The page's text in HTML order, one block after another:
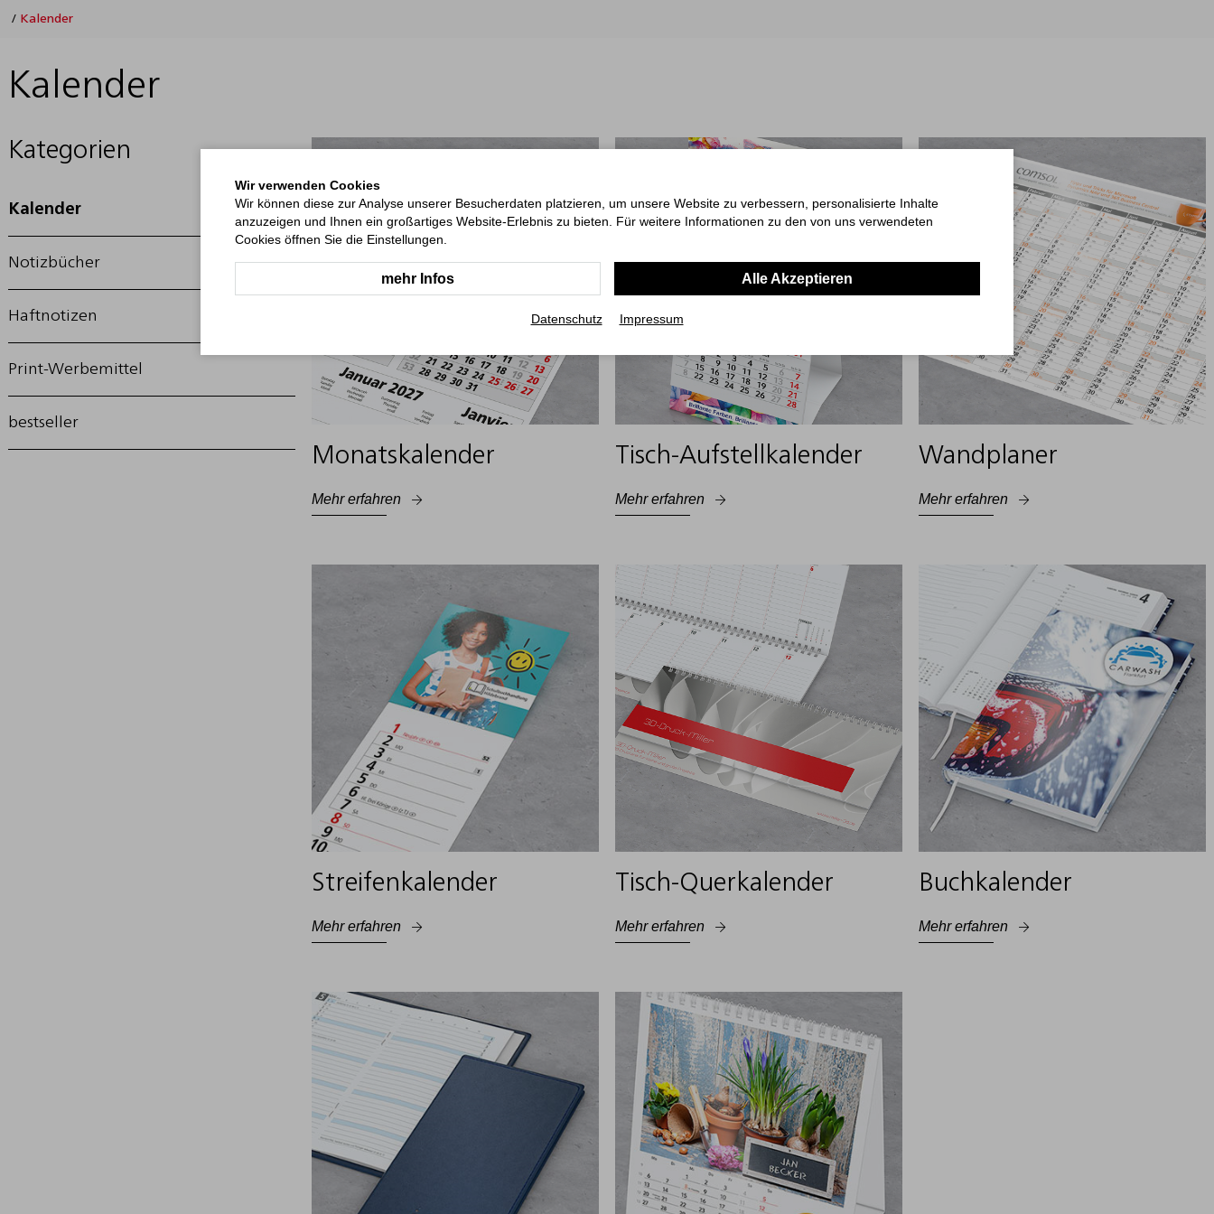
/ Kalender
Kalender
Kategorien
Kalender
Notizbücher
Haftnotizen
Print-Werbemittel
bestseller
Monatskalender
Mehr erfahren
Tisch-Aufstellkalender
Mehr erfahren
Wandplaner
Mehr erfahren
Streifenkalender
Mehr erfahren
Tisch-Querkalender
Mehr erfahren
Buchkalender
Mehr erfahren
Wir verwenden Cookies
Wir können diese zur Analyse unserer Besucherdaten platzieren, um unsere Website zu verbessern, personalisierte Inhalte
anzuzeigen und Ihnen ein großartiges Website-Erlebnis zu bieten. Für weitere Informationen zu den von uns verwendeten
Cookies öffnen Sie die Einstellungen.
mehr Infos Alle Akzeptieren
Datenschutz Impressum